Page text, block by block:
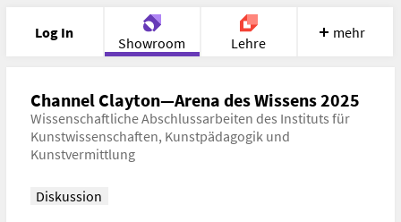
Log In
Showroom Lehre
Portfolio Image Cloud Chat
Meet Recherche
mehr
Channel Clayton—Arena des Wissens 2025
Wissenschaftliche Abschlussarbeiten des Instituts für
Kunstwissenschaften, Kunstpädagogik und
Kunstvermittlung
Diskussion